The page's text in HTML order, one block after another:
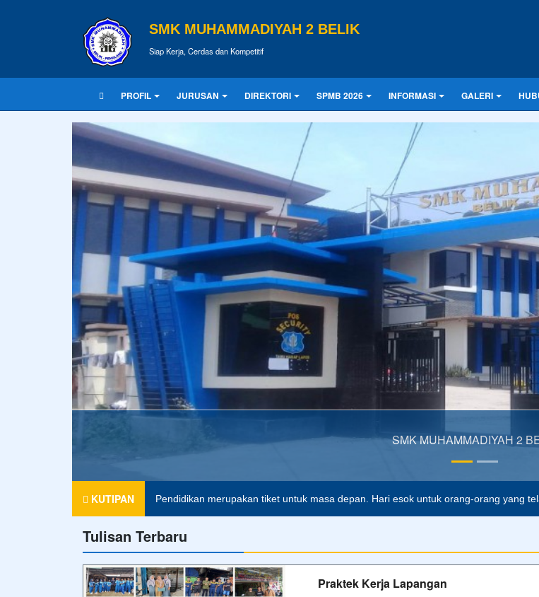
SMK MUHAMMADIYAH 2 BELIK
Siap Kerja, Cerdas dan Kompetitif
PROFIL JURUSAN DIREKTORI SPMB 2026 INFORMASI GALERI
SMK MUHAMMADIYAH 2 BELIK
KUTIPAN Pendidikan merupakan tiket untuk masa depan. Hari esok untuk orang-orang yang
Tulisan Terbaru
Praktek Kerja Lapangan